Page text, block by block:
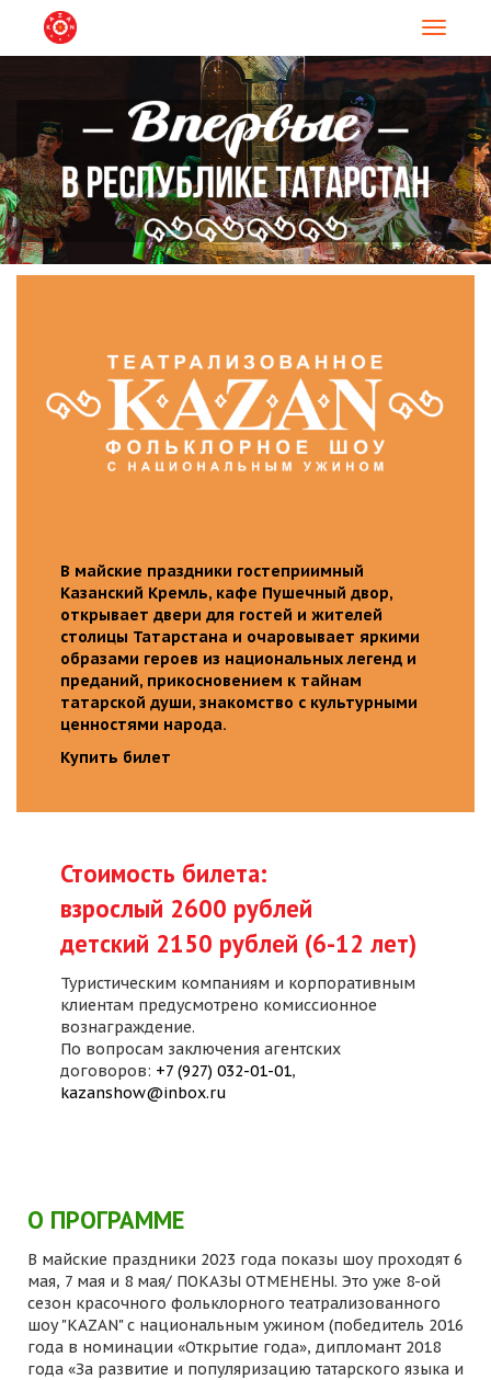
В майские праздники гостеприимный
Казанский Кремль, кафе Пушечный двор,
открывает двери для гостей и жителей
столицы Татарстана и очаровывает яркими
образами героев из национальных легенд и
преданий, прикосновением к тайнам
татарской души, знакомство с культурными
ценностями народа.
Купить билет
Стоимость билета:
взрослый 2600 рублей
детский 2150 рублей (6-12 лет)
Туристическим компаниям и корпоративным
клиентам предусмотрено комиссионное
вознаграждение.
По вопросам заключения агентских
договоров: +7 (927) 032-01-01,
kazanshow@inbox.ru
О ПРОГРАММЕ
В майские праздники 2023 года показы шоу проходят 6
мая, 7 мая и 8 мая/ ПОКАЗЫ ОТМЕНЕНЫ. Это уже 8-ой
сезон красочного фольклорного театрализованного
шоу "KAZAN" с национальным ужином (победитель 2016
года в номинации «Открытие года», дипломант 2018
года «За развитие и популяризацию татарского языка и